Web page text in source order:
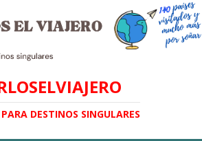
DESTINOS SINGULARES